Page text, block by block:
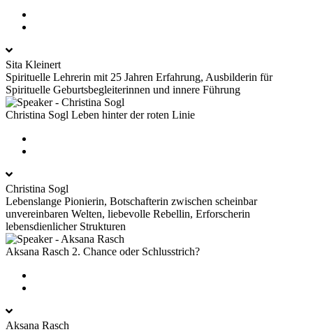
Sita Kleinert
Spirituelle Lehrerin mit 25 Jahren Erfahrung, Ausbilderin für
Spirituelle Geburtsbegleiterinnen und innere Führung
Christina Sogl Leben hinter der roten Linie
Christina Sogl
Lebenslange Pionierin, Botschafterin zwischen scheinbar
unvereinbaren Welten, liebevolle Rebellin, Erforscherin
lebensdienlicher Strukturen
Aksana Rasch 2. Chance oder Schlusstrich?
Aksana Rasch